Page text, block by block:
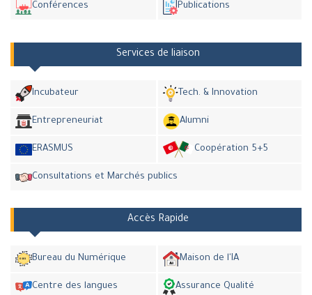
Conférences Publications
Services de liaison
Incubateur Tech. & Innovation
Entrepreneuriat Alumni
ERASMUS Coopération 5+5
Consultations et Marchés publics
Accès Rapide
Bureau du Numérique Maison de l'IA
Centre des langues Assurance Qualité